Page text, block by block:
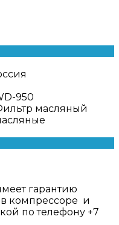
950
масляный
гарантию
компрессоре и
по телефону +7